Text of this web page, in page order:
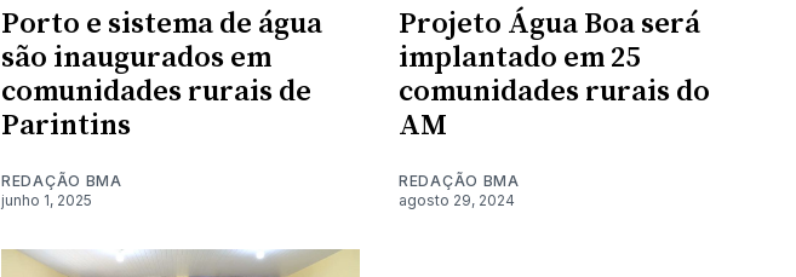
Porto e sistema de água
são inaugurados em
comunidades rurais de
Parintins
REDAÇÃO BMA
junho 1, 2025
Projeto Água Boa será
implantado em 25
comunidades rurais do
AM
REDAÇÃO BMA
agosto 29, 2024